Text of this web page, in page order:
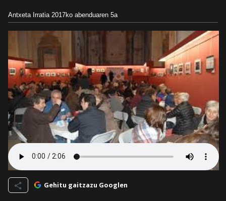
Antxeta Irratia 2017ko abenduaren 5a
Gehitu gaitzazu Googlen